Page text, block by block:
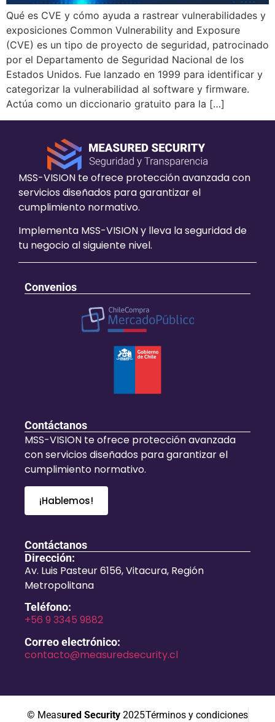
Qué es CVE y cómo ayuda a rastrear vulnerabilidades y
exposiciones Common Vulnerability and Exposure
(CVE) es un tipo de proyecto de seguridad, patrocinado
por el Departamento de Seguridad Nacional de los
Estados Unidos. Fue lanzado en 1999 para identificar y
categorizar la vulnerabilidad al software y firmware.
Actúa como un diccionario gratuito para la […]
MSS-VISION te ofrece protección avanzada con
servicios diseñados para garantizar el
cumplimiento normativo.
Implementa MSS-VISION y lleva la seguridad de
tu negocio al siguiente nivel.
Convenios
Contáctanos
MSS-VISION te ofrece protección avanzada
con servicios diseñados para garantizar el
cumplimiento normativo.
¡Hablemos!
Contáctanos
Dirección:
Av. Luis Pasteur 6156, Vitacura, Región
Metropolitana
Teléfono:
+56 9 3345 9882
Correo electrónico:
contacto@measuredsecurity.cl
© Measured Security2025Términos y condiciones